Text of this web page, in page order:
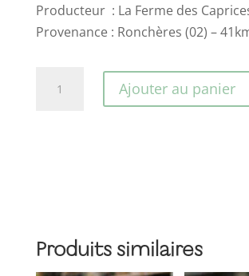
Producteur : La Ferme des
Provenance : Ronchères (02) –
complet
Ajouter au panier
Produits similaires